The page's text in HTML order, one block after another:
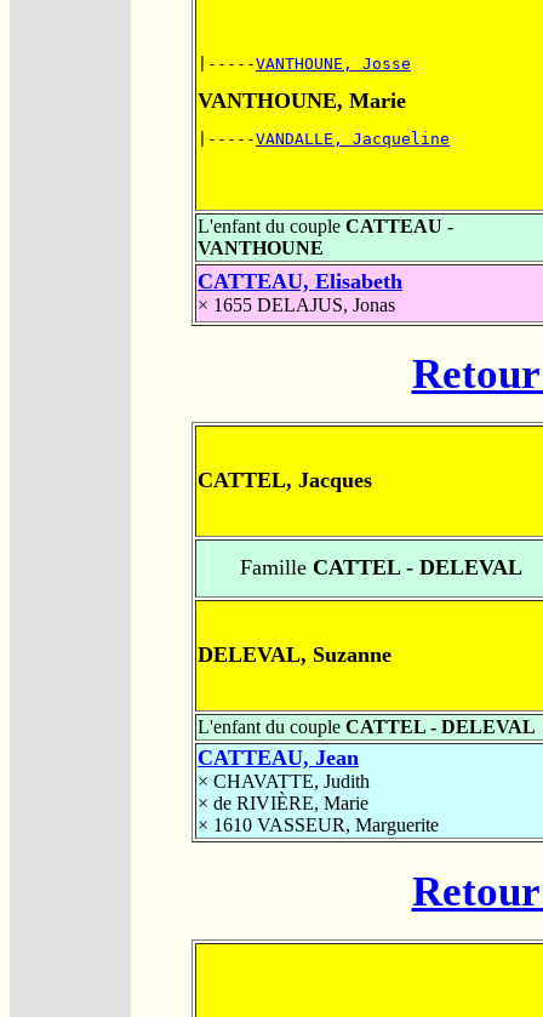
|-----VANTHOUNE, Josse
VANTHOUNE, Marie
|-----VANDALLE, Jacqueline
L'enfant du couple CATTEAU -
VANTHOUNE
CATTEAU, Elisabeth
× 1655 DELAJUS, Jonas
CATTEL, Jacques
Famille CATTEL - DELEVAL
DELEVAL, Suzanne
L'enfant du couple CATTEL - DELEVAL
CATTEAU, Jean
× CHAVATTE, Judith
× de RIVIÈRE, Marie
× 1610 VASSEUR, Marguerite